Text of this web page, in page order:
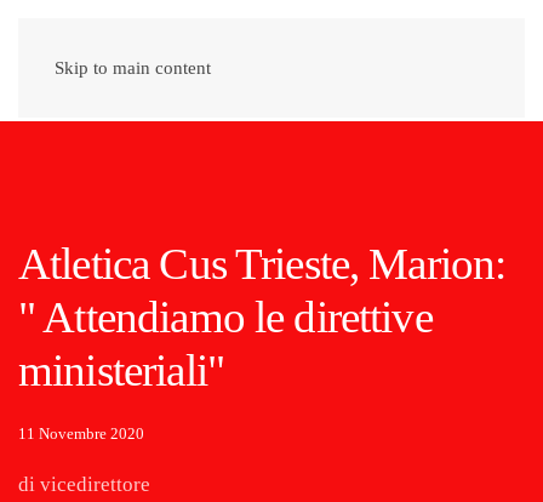
Skip to main content
Atletica Cus Trieste, Marion:
" Attendiamo le direttive
ministeriali"
11 Novembre 2020
di vicedirettore